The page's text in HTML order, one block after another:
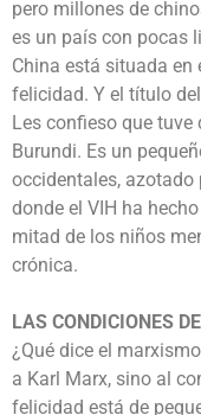
pero millones de
es un país con pocas
China está situada en
felicidad. Y el título
Les confieso que
Burundi. Es un
occidentales, azotado
donde el VIH ha
mitad de los niños
crónica.
LAS CONDICIONES
¿Qué dice el
a Karl Marx, sino al
felicidad está de